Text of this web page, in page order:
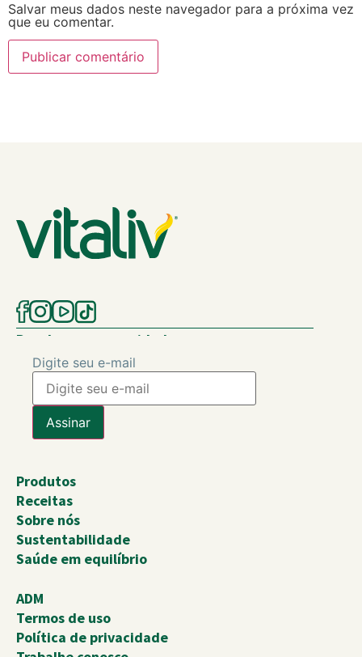
Salvar meus dados neste navegador para a próxima vez
que eu comentar.
Receba nossas novidades
Digite seu e-mail
Produtos
Receitas
Sobre nós
Sustentabilidade
Saúde em equilíbrio
ADM
Termos de uso
Política de privacidade